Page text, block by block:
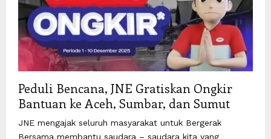
Peduli Bencana, JNE Gratiskan Ongkir
Bantuan ke Aceh, Sumbar, dan Sumut
JNE mengajak seluruh masyarakat untuk Bergerak
Bersama membantu saudara – saudara kita yang